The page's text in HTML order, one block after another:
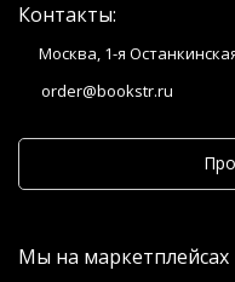
Контакты:
Москва, 1-я
order@bookstr.ru
Мы на маркетплейсах